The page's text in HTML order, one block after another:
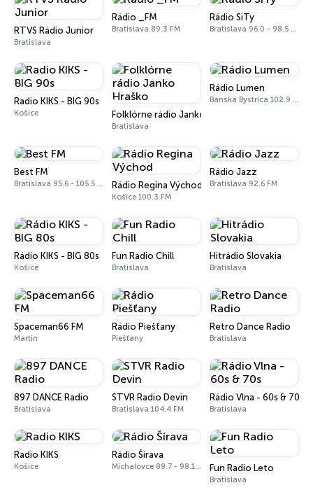
RTVS Rádio Junior
Bratislava
Rádio _FM
Bratislava 89.3 FM
Rádio SiTy
Bratislava 96.0 - 98.5 FM
Radio KIKS - BIG 90s
Košice Folklórne rádio Janko Hraško
Bratislava
Rádio Lumen
Banská Bystrica 102.9 FM
Best FM
Bratislava 95.6 - 105.5 FM Rádio Regina Východ
Košice 100.3 FM
Rádio Jazz
Bratislava 92.6 FM
Rádio KIKS - BIG 80s
Košice
Fun Radio Chill
Bratislava
Hitrádio Slovakia
Bratislava
Spaceman66 FM
Martin
Rádio Piešťany
Piešťany
Retro Dance Radio
Bratislava
897 DANCE Radio
Bratislava
STVR Radio Devin
Bratislava 104.4 FM
Rádio Vlna - 60s & 70s
Bratislava
Radio KIKS
Košice
Rádio Šírava
Michalovce 89.7 - 98.1 FM Fun Radio Leto
Bratislava